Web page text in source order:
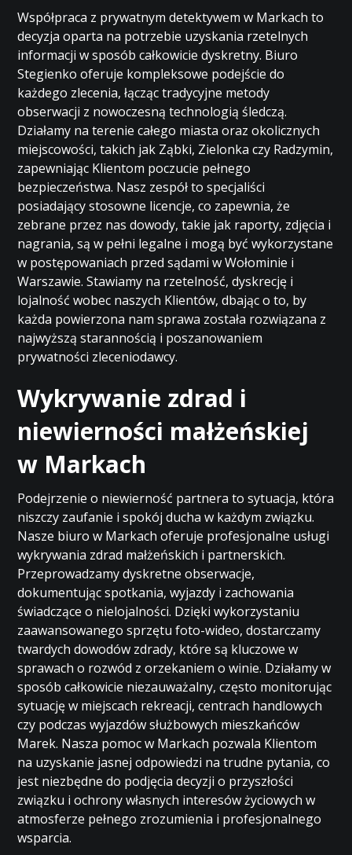
Współpraca z prywatnym detektywem w Markach to
decyzja oparta na potrzebie uzyskania rzetelnych
informacji w sposób całkowicie dyskretny. Biuro
Stegienko oferuje kompleksowe podejście do
każdego zlecenia, łącząc tradycyjne metody
obserwacji z nowoczesną technologią śledczą.
Działamy na terenie całego miasta oraz okolicznych
miejscowości, takich jak Ząbki, Zielonka czy Radzymin,
zapewniając Klientom poczucie pełnego
bezpieczeństwa. Nasz zespół to specjaliści
posiadający stosowne licencje, co zapewnia, że
zebrane przez nas dowody, takie jak raporty, zdjęcia i
nagrania, są w pełni legalne i mogą być wykorzystane
w postępowaniach przed sądami w Wołominie i
Warszawie. Stawiamy na rzetelność, dyskrecję i
lojalność wobec naszych Klientów, dbając o to, by
każda powierzona nam sprawa została rozwiązana z
najwyższą starannością i poszanowaniem
prywatności zleceniodawcy.
Wykrywanie zdrad i
niewierności małżeńskiej
w Markach
Podejrzenie o niewierność partnera to sytuacja, która
niszczy zaufanie i spokój ducha w każdym związku.
Nasze biuro w Markach oferuje profesjonalne usługi
wykrywania zdrad małżeńskich i partnerskich.
Przeprowadzamy dyskretne obserwacje,
dokumentując spotkania, wyjazdy i zachowania
świadczące o nielojalności. Dzięki wykorzystaniu
zaawansowanego sprzętu foto-wideo, dostarczamy
twardych dowodów zdrady, które są kluczowe w
sprawach o rozwód z orzekaniem o winie. Działamy w
sposób całkowicie niezauważalny, często monitorując
sytuację w miejscach rekreacji, centrach handlowych
czy podczas wyjazdów służbowych mieszkańców
Marek. Nasza pomoc w Markach pozwala Klientom
na uzyskanie jasnej odpowiedzi na trudne pytania, co
jest niezbędne do podjęcia decyzji o przyszłości
związku i ochrony własnych interesów życiowych w
atmosferze pełnego zrozumienia i profesjonalnego
wsparcia.